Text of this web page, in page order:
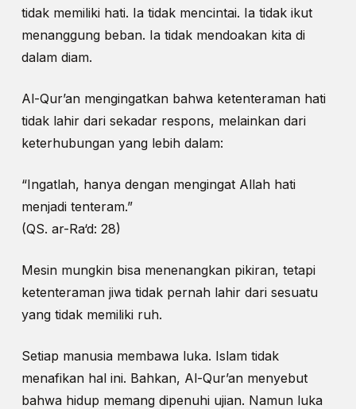
tidak memiliki hati. Ia tidak mencintai. Ia tidak ikut
menanggung beban. Ia tidak mendoakan kita di
dalam diam.
Al-Qur’an mengingatkan bahwa ketenteraman hati
tidak lahir dari sekadar respons, melainkan dari
keterhubungan yang lebih dalam:
“Ingatlah, hanya dengan mengingat Allah hati
menjadi tenteram.”
(QS. ar-Ra‘d: 28)
Mesin mungkin bisa menenangkan pikiran, tetapi
ketenteraman jiwa tidak pernah lahir dari sesuatu
yang tidak memiliki ruh.
Setiap manusia membawa luka. Islam tidak
menafikan hal ini. Bahkan, Al-Qur’an menyebut
bahwa hidup memang dipenuhi ujian. Namun luka